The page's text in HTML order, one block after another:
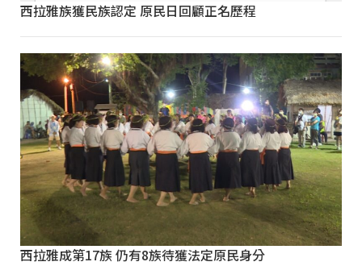
西拉雅族獲民族認定 原民日回顧正名歷程
西拉雅成第17族 仍有8族待獲法定原民身分